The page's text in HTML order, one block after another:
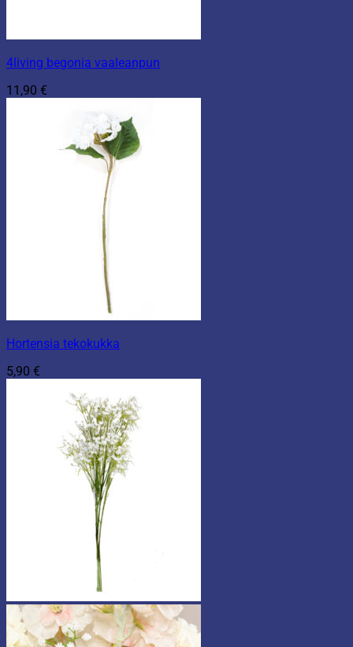
4living begonia vaaleanpun
11,90 €
Hortensia tekokukka
5,90 €